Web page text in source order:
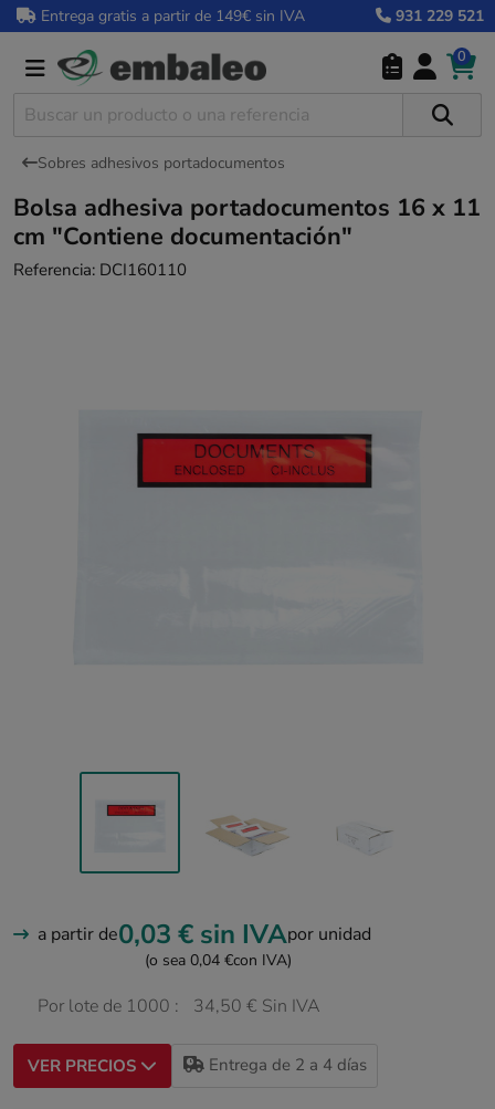
Entrega gratis a partir de 149€ sin IVA 931 229 521
0
Sobres adhesivos portadocumentos
Bolsa adhesiva portadocumentos 16 x 11
cm "Contiene documentación"
Referencia: DCI160110
a partir de0,03 € sin IVApor unidad
(o sea 0,04 €con IVA)
Por lote de 1000 : 34,50 € Sin IVA
VER PRECIOS Entrega de 2 a 4 días